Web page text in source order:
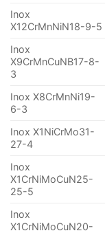
Inox
X12CrMnNiN18-9-5
Inox
X9CrMnCuNB17-8-
3
Inox X8CrMnNi19-
6-3
Inox X1NiCrMo31-
27-4
Inox
X1CrNiMoCuN25-
25-5
Inox
X1CrNiMoCuN20-